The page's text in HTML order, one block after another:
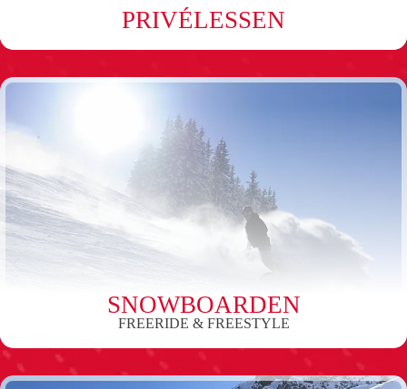
PRIVÉLESSEN
SNOWBOARDEN
FREERIDE & FREESTYLE